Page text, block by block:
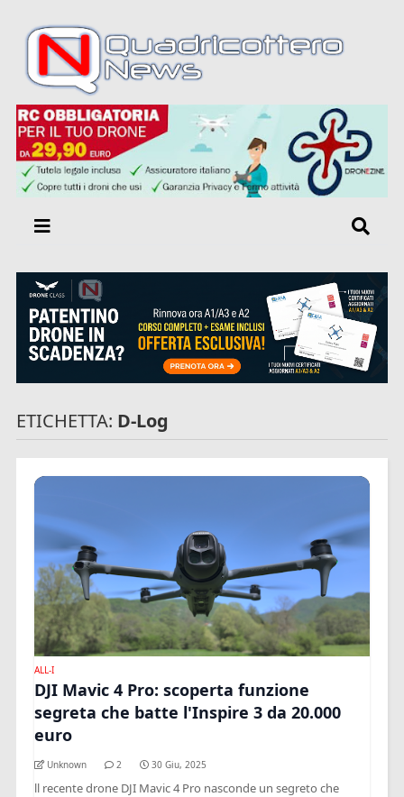
ETICHETTA: D-Log
ALL-I
DJI Mavic 4 Pro: scoperta funzione
segreta che batte l'Inspire 3 da 20.000
euro
Unknown 2 30 Giu, 2025
ll recente drone DJI Mavic 4 Pro nasconde un segreto che